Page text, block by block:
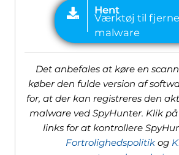
Det anbefales at køre en
køber den fulde version af
for, at der kan registreres den
malware ved SpyHunter. Klik
links for at kontrollere
Fortrolighedspolitikog